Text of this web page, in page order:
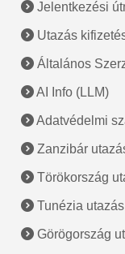
Jelentkezési
Utazás
Általános
AI Info (LLM)
Adatvédelmi
Zanzibár
Törökország
Tunézia utazás
Görögország